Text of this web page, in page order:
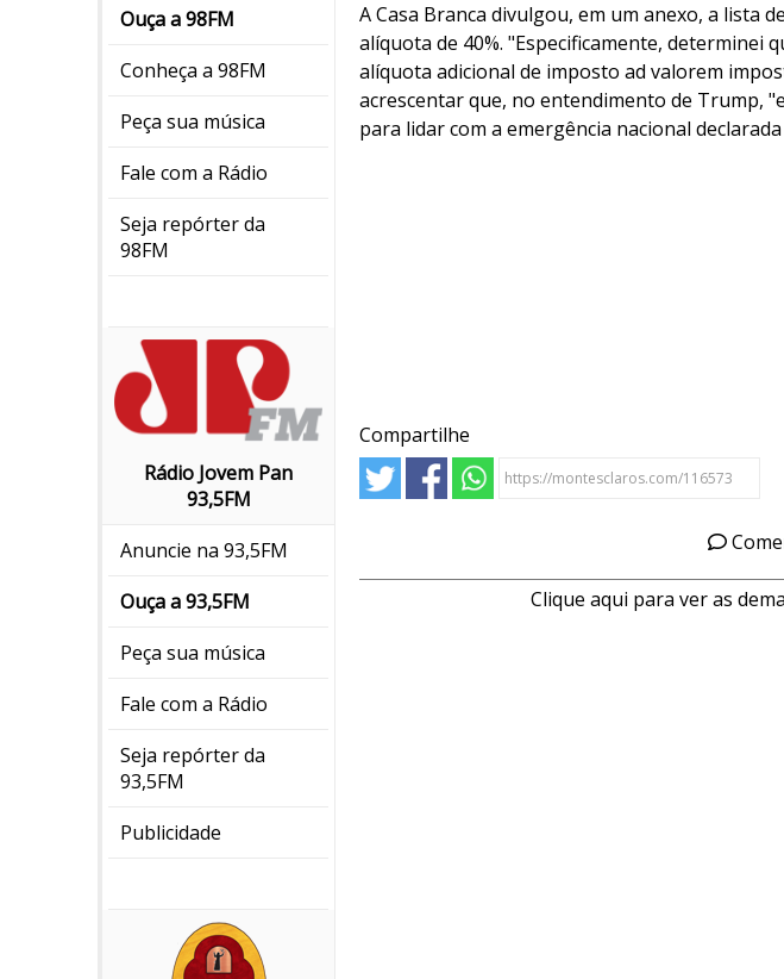
Ouça a 98FM
Conheça a 98FM
Peça sua música
Fale com a Rádio
Seja repórter da
98FM
Rádio Jovem Pan
93,5FM
Anuncie na 93,5FM
Ouça a 93,5FM
Peça sua música
Fale com a Rádio
Seja repórter da
93,5FM
Publicidade
A Casa Branca divulgou, em um anexo, a lista
alíquota de 40%. "Especificamente,
alíquota adicional de imposto ad valorem
acrescentar que, no entendimento de Trump,
para lidar com a emergência nacional
Compartilhe
Clique aqui para ver as